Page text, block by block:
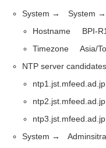
System → System
Hostname BPI-R1
Timezone Asia/
NTP server candidates
ntp1.jst.mfeed.ad.jp
ntp2.jst.mfeed.ad.jp
ntp3.jst.mfeed.ad.jp
System →